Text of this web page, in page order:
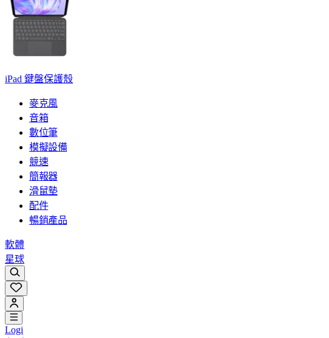
iPad 鍵盤保護殼
麥克風
音箱
數位筆
模擬設備
競速
簡報器
滑鼠墊
配件
暢銷產品
軟體
星球
Logi